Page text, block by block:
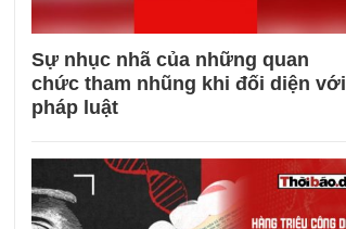
Sự nhục nhã của những quan
chức tham nhũng khi đối diện với
pháp luật